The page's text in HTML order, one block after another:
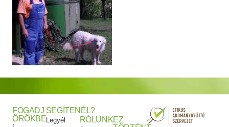
FOGADJ
ÖRÖKBE
SEGÍTENÉL?
Legyél
RÓLUNKEZ